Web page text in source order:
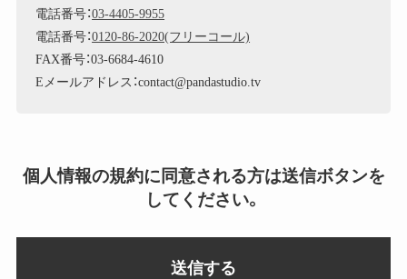
電話番号：03-4405-9955
電話番号：0120-86-2020(フリーコール)
FAX番号：03-6684-4610
Eメールアドレス：contact@pandastudio.tv
個人情報の規約に同意される方は送信ボタンを
してください。